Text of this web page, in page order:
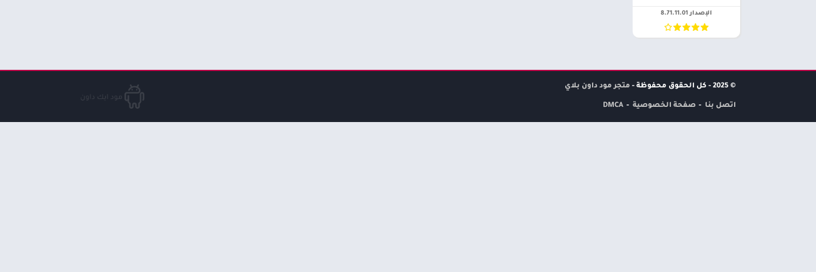
الإصدار 8.71.11.01
© 2025 - كل الحقوق محفوظة - متجر مود داون بلاي
اتصل بنا صفحة الخصوصية DMCA